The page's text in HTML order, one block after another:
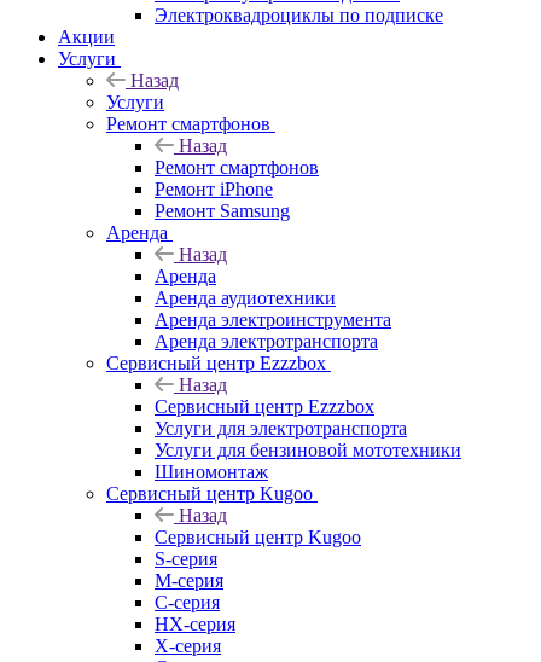
Электроквадроциклы по подписке
Акции
Услуги
Назад
Услуги
Ремонт смартфонов
Назад
Ремонт смартфонов
Ремонт iPhone
Ремонт Samsung
Аренда
Назад
Аренда
Аренда аудиотехники
Аренда электроинструмента
Аренда электротранспорта
Сервисный центр Ezzzbox
Назад
Сервисный центр Ezzzbox
Услуги для электротранспорта
Услуги для бензиновой мототехники
Шиномонтаж
Сервисный центр Kugoo
Назад
Сервисный центр Kugoo
S-cерия
M-серия
С-серия
HX-серия
X-серия